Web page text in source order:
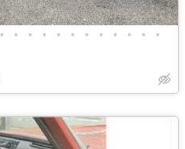
• • • • • • • • • • • •